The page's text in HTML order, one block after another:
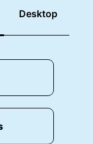
Desktop